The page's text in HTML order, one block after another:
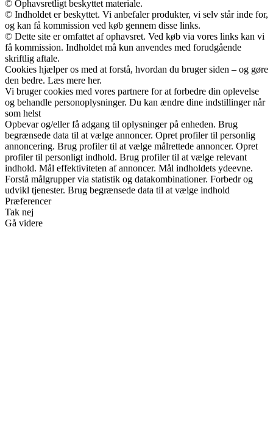
© Ophavsretligt beskyttet materiale.
© Indholdet er beskyttet. Vi anbefaler produkter, vi selv står inde for,
og kan få kommission ved køb gennem disse links.
© Dette site er omfattet af ophavsret. Ved køb via vores links kan vi
få kommission. Indholdet må kun anvendes med forudgående
skriftlig aftale.
Cookies hjælper os med at forstå, hvordan du bruger siden – og gøre
den bedre. Læs mere her.
Vi bruger cookies med vores partnere for at forbedre din oplevelse
og behandle personoplysninger. Du kan ændre dine indstillinger når
som helst
Opbevar og/eller få adgang til oplysninger på enheden. Brug
begrænsede data til at vælge annoncer. Opret profiler til personlig
annoncering. Brug profiler til at vælge målrettede annoncer. Opret
profiler til personligt indhold. Brug profiler til at vælge relevant
indhold. Mål effektiviteten af annoncer. Mål indholdets ydeevne.
Forstå målgrupper via statistik og datakombinationer. Forbedr og
udvikl tjenester. Brug begrænsede data til at vælge indhold
Præferencer
Tak nej
Gå videre